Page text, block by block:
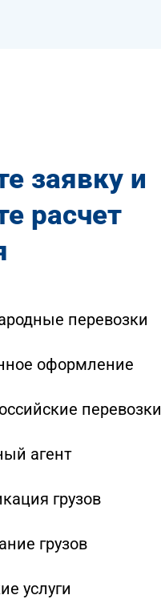
заявку и
расчет
перевозки
оформление
перевозки
агент
грузов
грузов
услуги